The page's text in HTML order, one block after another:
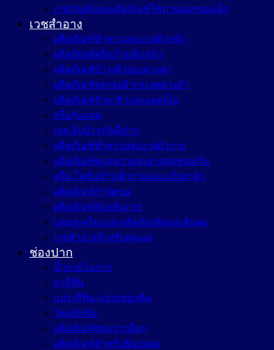
เวชภัณฑ์และผลิตภัณฑ์ใช้ภายนอกของเด็ก
เวชสำอาง
ผลิตภัณฑ์ทำความสะอาดผิวหน้า
ผลิตภัณฑ์ครีมบำรุงผิวหน้า
ผลิตภัณฑ์บำรุงผิวรอบดวงตา
ผลิตภัณฑ์ลดรอยฝ้ากระจุดด่างดำ
ผลิตภัณฑ์รักษาสิวและแผลเป็น
ครีมกันแดด
เจล-ลิปบำรุงริมฝีปาก
ผลิตภัณฑ์ทำความสะอาดผิวกาย
ผลิตภัณฑ์ดูแลความสะอาดจุดซ่อนเร้น
ครีม-โลชั่นบำรุงผิวกายและแป้งทาตัว
ผลิตภัณฑ์กำจัดขน
ผลิตภัณฑ์ดับกลิ่นกาย
แชมพู-ครีมนวด-ผลิตภัณฑ์ดูแลเส้นผม
เวชสำอางสำหรับคุณแม่
ช่องปาก
น้ำยาบ้วนปาก
ยาสีฟัน
แปรงสีฟัน-แปรงซอกฟัน
ไหมขัดฟัน
ผลิตภัณฑ์ช่องปากอื่นๆ
ผลิตภัณฑ์สำหรับฟันปลอม